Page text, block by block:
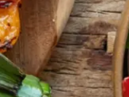
sauce, romesco. I
spises den til såkaldte
der er små porrelignende
Dem griller man helt sorte, så
man den yderste skal og
det fløjlsbløde løg i
Calcots er svære at
på disse kanter, men små
porrer kan bruges.